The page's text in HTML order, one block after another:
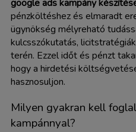
google ads kampány
pénzköltéshez és elmaradt
ügynökség mélyreható
kulcsszókutatás,
terén. Ezzel időt és pénzt
hogy a hirdetési
hasznosuljon.
Milyen gyakran kell
kampánnyal?